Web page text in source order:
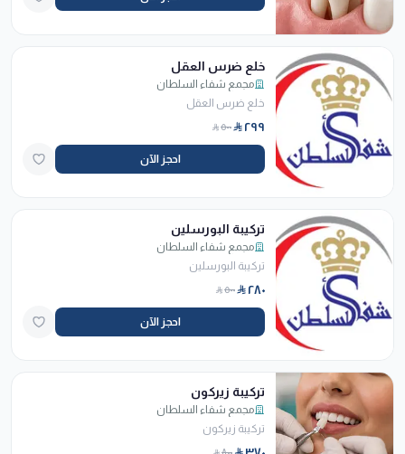
خلع ضرس العقل
مجمع شفاء السلطان
خلع ضرس العقل
٢٩٩ ٥٠٠
احجز الآن
تركيبة البورسلين
مجمع شفاء السلطان
تركيبة البورسلين
٢٨٠ ٥٠٠
احجز الآن
تركيبة زيركون
مجمع شفاء السلطان
تركيبة زيركون